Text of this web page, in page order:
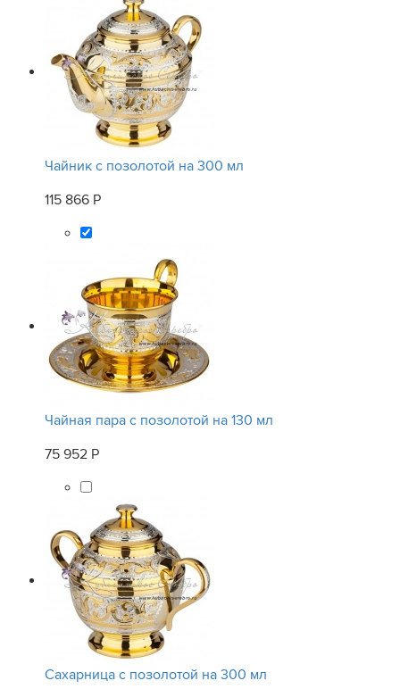
Чайник с позолотой на 300 мл
115 866 Р
Чайная пара с позолотой на 130 мл
75 952 Р
Сахарница с позолотой на 300 мл